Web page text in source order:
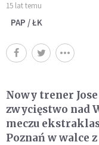
15 lat temu
PAP / ŁK
Nowy trener
zwycięstwo nad
meczu
Poznań w walce